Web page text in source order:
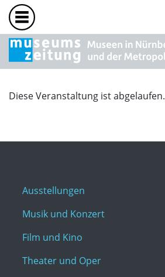
Diese Veranstaltung ist abgelaufen.
Ausstellungen
Musik und Konzert
Film und Kino
Theater und Oper